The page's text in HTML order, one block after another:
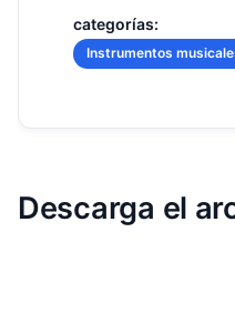
categorías:
Instrumentos
Descarga el